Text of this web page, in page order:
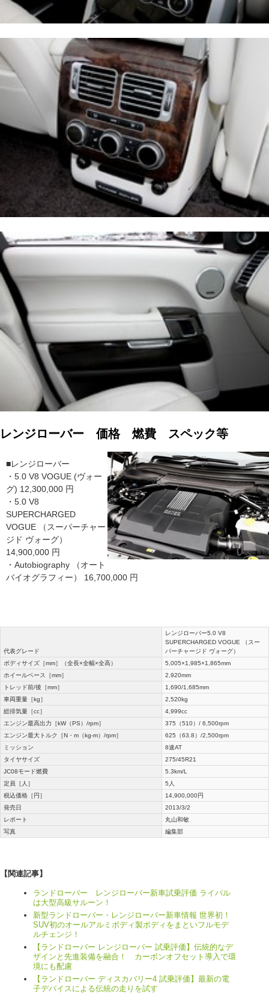
レンジローバー 価格 燃費 スペック等
■レンジローバー
・5.0 V8 VOGUE (ヴォー
グ) 12,300,000 円
・5.0 V8
SUPERCHARGED
VOGUE （スーパーチャー
ジド ヴォーグ）
14,900,000 円
・Autobiography （オート
バイオグラフィー） 16,700,000 円
代表グレード
レンジローバー5.0 V8
SUPERCHARGED VOGUE （スー
パーチャージド ヴォーグ）
ボディサイズ［mm］（全長×全幅×全高）
5,005×1,985×1,865mm
ホイールベース［mm］
2,920mm
トレッド前/後［mm］
1,690/1,685mm
車両重量［kg］
2,520kg
総排気量［cc］
4,999cc
エンジン最高出力［kW（PS）/rpm］
375（510）/ 6,500rpm
エンジン最大トルク［N・m（kg-m）/rpm］
625（63.8）/2,500rpm
ミッション
8速AT
タイヤサイズ
275/45R21
JC08モード燃費
5.3km/L
定員［人］
5人
税込価格［円］
14,900,000円
発売日
2013/3/2
レポート
丸山和敏
写真
編集部
【関連記事】
ランドローバー レンジローバー新車試乗評価 ライバル
は大型高級サルーン！
新型ランドローバー・レンジローバー新車情報 世界初！
SUV初のオールアルミボディ製ボディをまといフルモデ
ルチェンジ！
【ランドローバー レンジローバー 試乗評価】伝統的なデ
ザインと先進装備を融合！ カーボンオフセット導入で環
境にも配慮
【ランドローバー ディスカバリー4 試乗評価】最新の電
子デバイスによる伝統の走りを試す